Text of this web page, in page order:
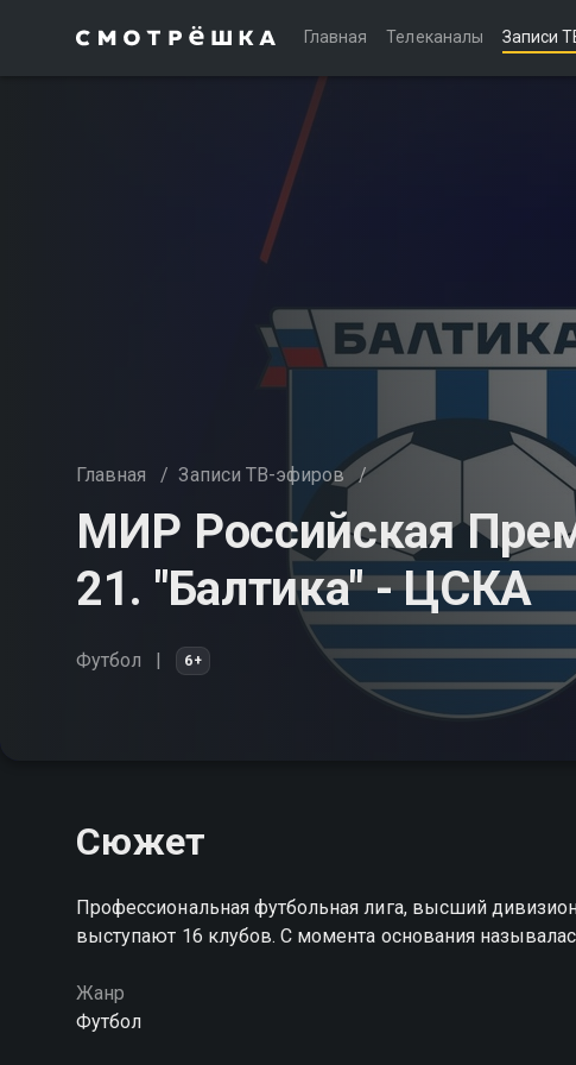
Главная Телеканалы Записи
Главная / Записи ТВ-эфиров /
МИР Российская
21. "Балтика" - ЦСКА
Футбол 6+
Сюжет
Профессиональная футбольная лига, высший
выступают 16 клубов. С момента основания
Жанр
Футбол